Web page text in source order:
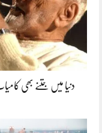
دنیا میں جتنے بھی